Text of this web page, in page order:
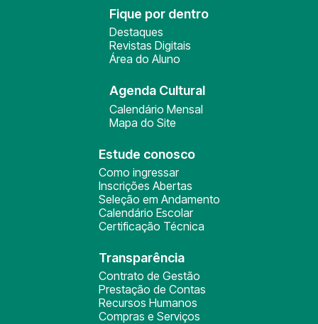
Fique por dentro
Destaques
Revistas Digitais
Área do Aluno
Agenda Cultural
Calendário Mensal
Mapa do Site
Estude conosco
Como ingressar
Inscrições Abertas
Seleção em Andamento
Calendário Escolar
Certificação Técnica
Transparência
Contrato de Gestão
Prestação de Contas
Recursos Humanos
Compras e Serviços